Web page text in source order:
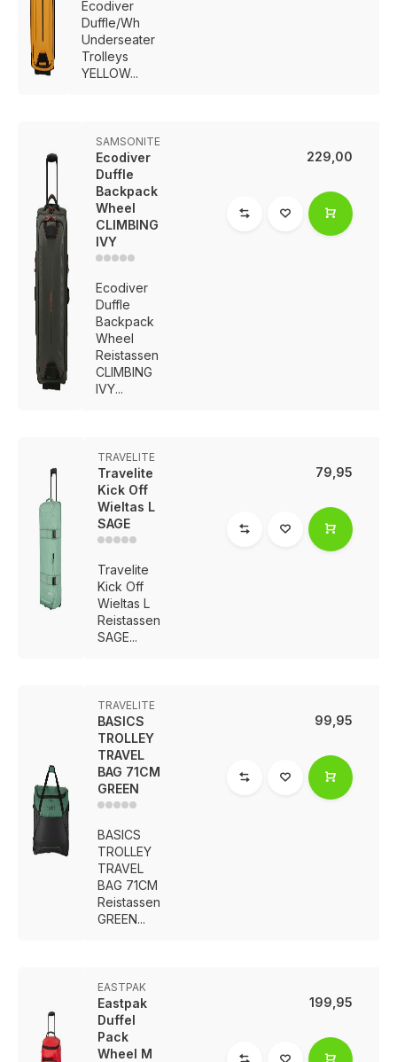
Ecodiver
Duffle/Wh
Underseater
Trolleys
YELLOW...
SAMSONITE
Ecodiver
Duffle
Backpack
Wheel
CLIMBING
IVY
Ecodiver
Duffle
Backpack
Wheel
Reistassen
CLIMBING
IVY...
229,00
TRAVELITE
Travelite
Kick Off
Wieltas L
SAGE
Travelite
Kick Off
Wieltas L
Reistassen
SAGE...
79,95
TRAVELITE
BASICS
TROLLEY
TRAVEL
BAG 71CM
GREEN
BASICS
TROLLEY
TRAVEL
BAG 71CM
Reistassen
GREEN...
99,95
EASTPAK
Eastpak
Duffel
Pack
Wheel M
199,95